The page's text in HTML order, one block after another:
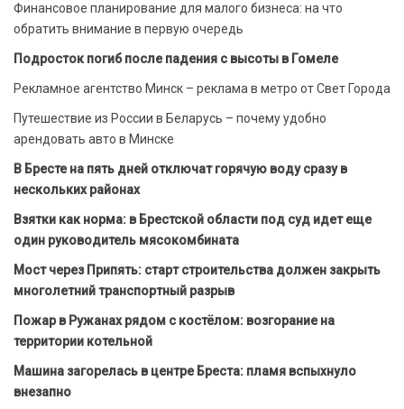
Финансовое планирование для малого бизнеса: на что
обратить внимание в первую очередь
Подросток погиб после падения с высоты в Гомеле
Рекламное агентство Минск – реклама в метро от Свет Города
Путешествие из России в Беларусь – почему удобно
арендовать авто в Минске
В Бресте на пять дней отключат горячую воду сразу в
нескольких районах
Взятки как норма: в Брестской области под суд идет еще
один руководитель мясокомбината
Мост через Припять: старт строительства должен закрыть
многолетний транспортный разрыв
Пожар в Ружанах рядом с костёлом: возгорание на
территории котельной
Машина загорелась в центре Бреста: пламя вспыхнуло
внезапно